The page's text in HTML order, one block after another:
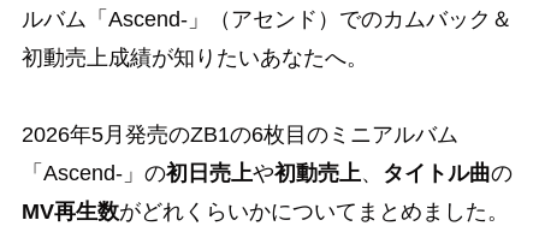
ルバム「Ascend-」（アセンド）でのカムバック＆
初動売上成績が知りたいあなたへ。
2026年5月発売のZB1の6枚目のミニアルバム
「Ascend-」の初日売上や初動売上、 タイトル曲の
MV再生数がどれくらいかについてまとめました。